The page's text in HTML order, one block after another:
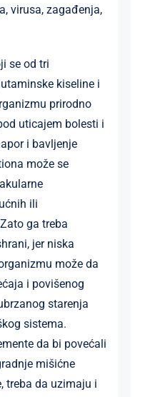
virusa, zagađenja,
se od tri
kiseline i
prirodno
uticajem bolesti i
i bavljenje
može se
ili
ga treba
jer niska
može da
i povišenog
starenja
sistema.
da bi povećali
mišićne
treba da uzimaju i